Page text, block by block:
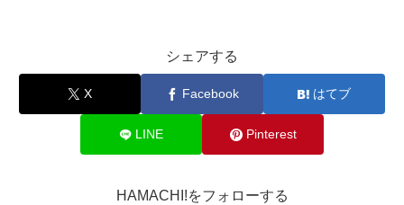
シェアする
X Facebook はてブ
LINE Pinterest
HAMACHI!をフォローする